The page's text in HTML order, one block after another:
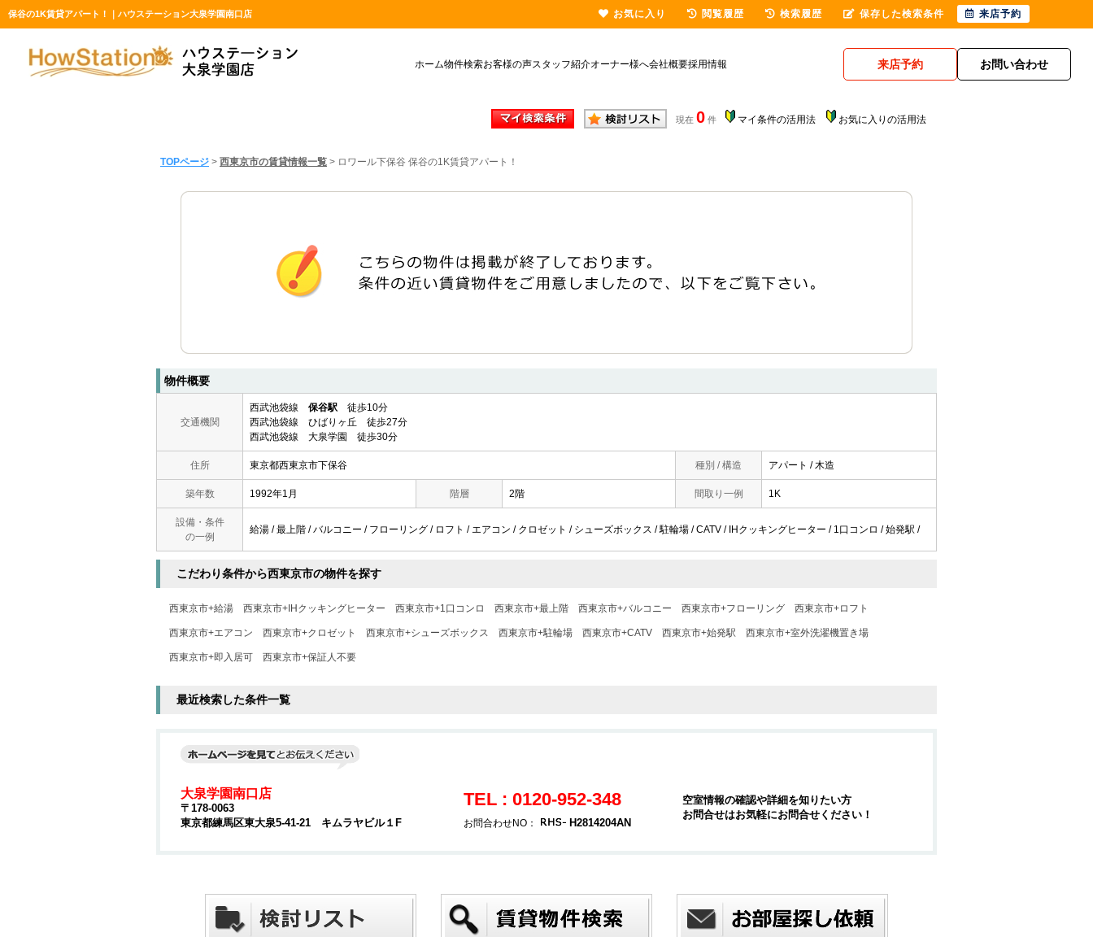
保谷の1K賃貸アパート！｜ハウステーション大泉学園南口店
ホーム物件検索お客様の声スタッフ紹介オーナー様へ会社概要採用情報 来店予約 お問い合わせ
現在 0 件 マイ条件の活用法 お気に入りの活用法
TOPページ > 西東京市の賃貸情報一覧 > ロワール下保谷 保谷の1K賃貸アパート！
物件概要
交通機関
西武池袋線 保谷駅 徒歩10分
西武池袋線 ひばりヶ丘 徒歩27分
西武池袋線 大泉学園 徒歩30分
住所 東京都西東京市下保谷 種別 / 構造 アパート / 木造
築年数 1992年1月 階層 2階 間取り一例 1K
設備・条件
の一例
給湯 / 最上階 / バルコニー / フローリング / ロフト / エアコン / クロゼット / シューズボックス / 駐輪場 / CATV / IHクッキングヒーター / 1口コンロ / 始発駅 /
こだわり条件から西東京市の物件を探す
西東京市+給湯 西東京市+IHクッキングヒーター 西東京市+1口コンロ 西東京市+最上階 西東京市+バルコニー 西東京市+フローリング 西東京市+ロフト
西東京市+エアコン 西東京市+クロゼット 西東京市+シューズボックス 西東京市+駐輪場 西東京市+CATV 西東京市+始発駅 西東京市+室外洗濯機置き場
西東京市+即入居可 西東京市+保証人不要
最近検索した条件一覧
大泉学園南口店
〒178-0063
東京都練馬区東大泉5-41-21 キムラヤビル１F
TEL : 0120-952-348
お問合わせNO： H2814204AN
空室情報の確認や詳細を知りたい方
お問合せはお気軽にお問合せください！
お気に入り 閲覧履歴 検索履歴 保存した検索条件 来店予約